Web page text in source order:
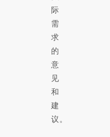
际
需
求
的
意
见
和
建
议。